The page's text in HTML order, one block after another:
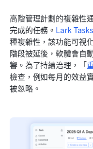
高階管理計劃的複雜性
完成的任務。 Lark Tasks
種複雜性，該功能可視
階段被延後，軟體會自
響。為了持續治理，「
檢查，例如每月的效益
被忽略。